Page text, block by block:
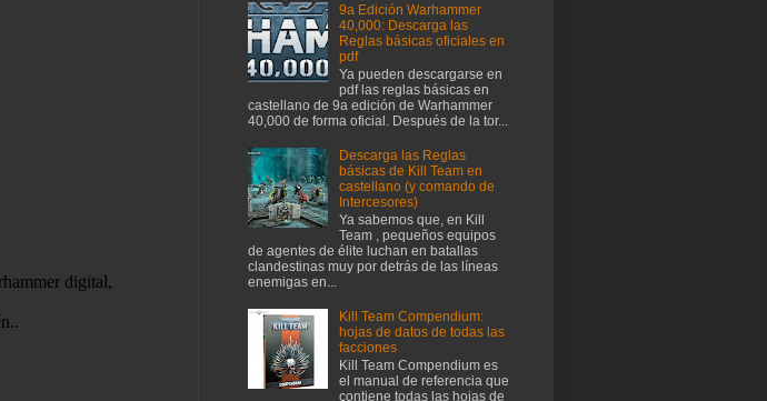
9a Edición Warhammer
40,000: Descarga las
Reglas básicas oficiales en
pdf
Ya pueden descargarse en
pdf las reglas básicas en
castellano de 9a edición de Warhammer
40,000 de forma oficial. Después de la tor...
Descarga las Reglas
básicas de Kill Team en
castellano (y comando de
Intercesores)
Ya sabemos que, en Kill
Team , pequeños equipos
de agentes de élite luchan en batallas
clandestinas muy por detrás de las líneas
enemigas en...
Kill Team Compendium:
hojas de datos de todas las
facciones
Kill Team Compendium es
el manual de referencia que
contiene todas las hojas de